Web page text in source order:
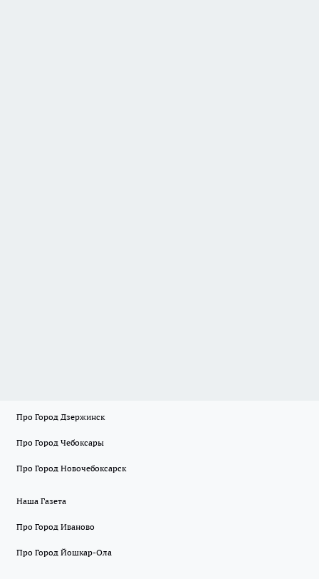
Про Город Дзержинск
Про Город Чебоксары
Про Город Новочебоксарск
Наша Газета
Про Город Иваново
Про Город Йошкар-Ола